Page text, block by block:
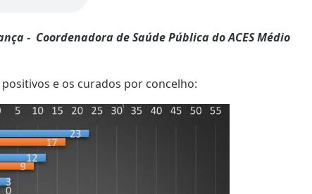
- Coordenadora de Saúde Pública do ACES Médio
e os curados por concelho: